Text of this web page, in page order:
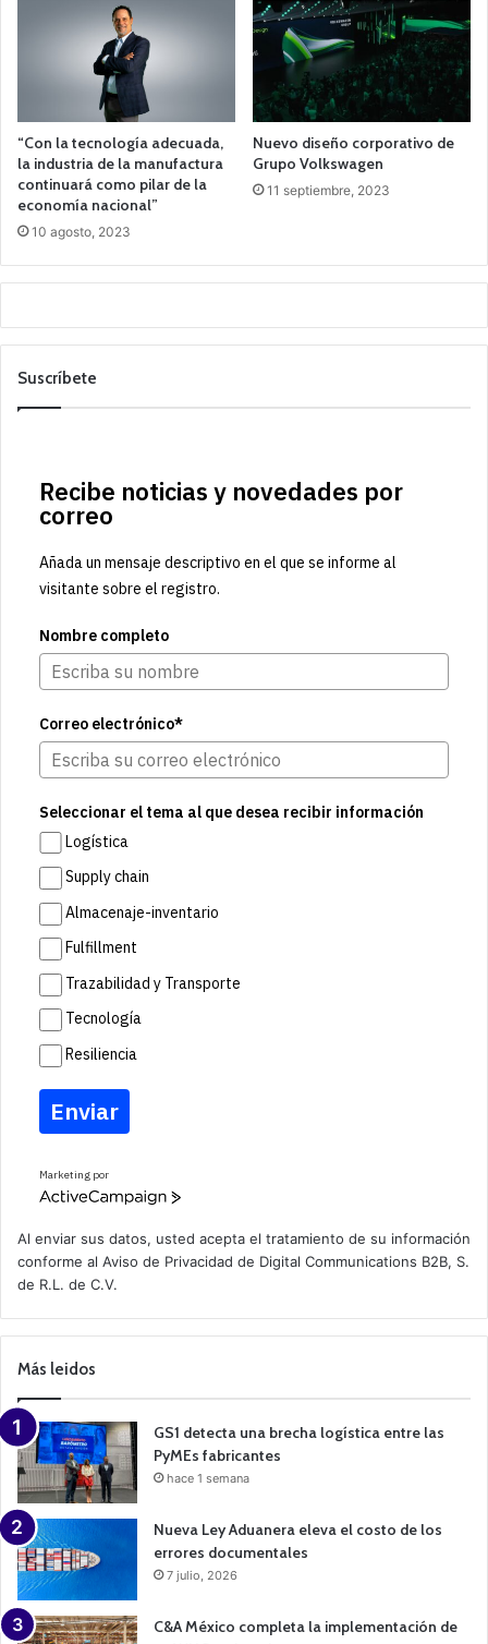
“Con la tecnología adecuada,
la industria de la manufactura
continuará como pilar de la
economía nacional”
10 agosto, 2023
Nuevo diseño corporativo de
Grupo Volkswagen
11 septiembre, 2023
Suscríbete
Recibe noticias y novedades por
correo
Añada un mensaje descriptivo en el que se informe al
visitante sobre el registro.
Nombre completo
Correo electrónico*
Seleccionar el tema al que desea recibir información
Logística
Supply chain
Almacenaje-inventario
Fulfillment
Trazabilidad y Transporte
Tecnología
Resiliencia
Enviar
Marketing por
A
v
e
a
m
a
n
Al enviar sus datos, usted acepta el tratamiento de su información
conforme al Aviso de Privacidad de Digital Communications B2B, S.
de R.L. de C.V.
Más leidos
GS1 detecta una brecha logística entre las
PyMEs fabricantes
hace 1 semana
Nueva Ley Aduanera eleva el costo de los
errores documentales
7 julio, 2026
C&A México completa la implementación de